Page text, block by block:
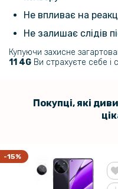
129
Захисне скло на
169
Захисна рамка зі склом XO
199
Не впливає на
Не залишає слідів
Купуючи захисне
11 4G Ви страхуєте себе і
Покупці, які
-15%